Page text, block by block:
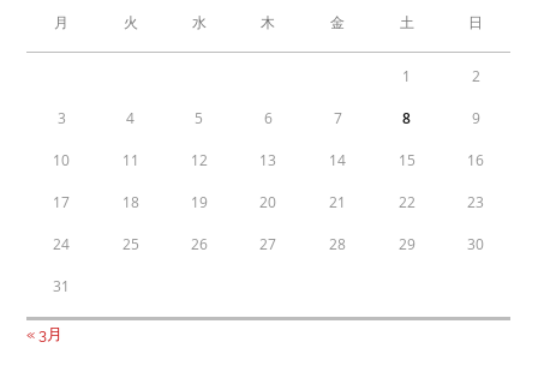
月 火 水 木 金 土 日
1 2
3 4 5 6 7 8 9
10 11 12 13 14 15 16
17 18 19 20 21 22 23
24 25 26 27 28 29 30
31
« 3月